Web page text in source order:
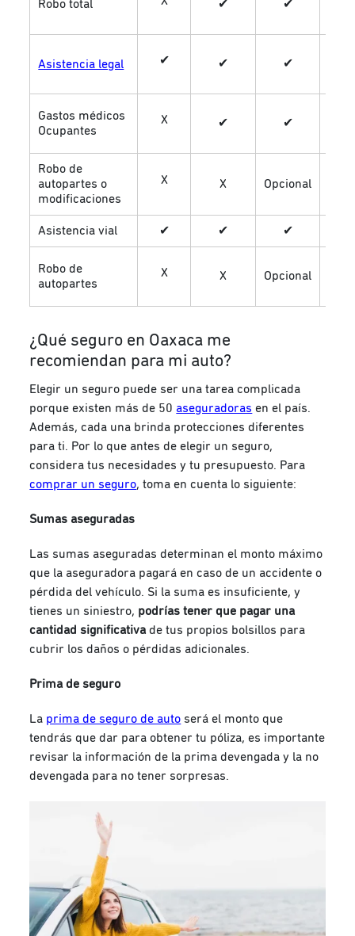
Robo total ✔ ✔
Asistencia legal ✔ ✔ ✔
Gastos médicos
Ocupantes
X ✔ ✔
Robo de
autopartes o
modificaciones
X X Opcional
Asistencia vial ✔ ✔ ✔
Robo de
autopartes
X X Opcional
¿Qué seguro en Oaxaca me
recomiendan para mi auto?
Elegir un seguro puede ser una tarea complicada
porque existen más de 50 aseguradoras en el país.
Además, cada una brinda protecciones diferentes
para ti. Por lo que antes de elegir un seguro,
considera tus necesidades y tu presupuesto. Para
comprar un seguro, toma en cuenta lo siguiente:
Sumas aseguradas
Las sumas aseguradas determinan el monto máximo
que la aseguradora pagará en caso de un accidente o
pérdida del vehículo. Si la suma es insuficiente, y
tienes un siniestro, podrías tener que pagar una
cantidad significativa de tus propios bolsillos para
cubrir los daños o pérdidas adicionales.
Prima de seguro
La prima de seguro de auto será el monto que
tendrás que dar para obtener tu póliza, es importante
revisar la información de la prima devengada y la no
devengada para no tener sorpresas.